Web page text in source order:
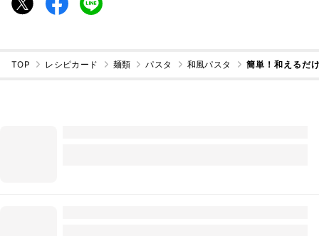
TOP レシピカード 麺類 パスタ 和風パスタ 簡単！和えるだ